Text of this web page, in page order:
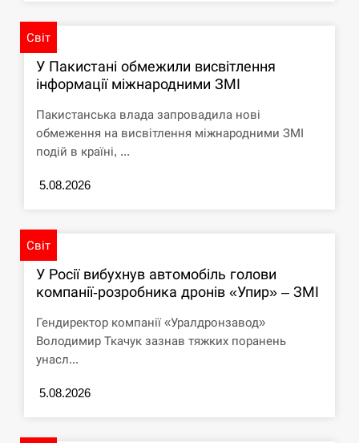
СЕРПЕНЬ
Под огнем “Эпицентр”, ROZETKA и “Новая
СЕРПЕНЬ
11:40
У зоопарку Токіо через спеку загинули три
11:23
Россияне ударили “Бардеролями” по Харькову,
есть пострадавшие
ЩЕ...
Світ
У Пакистані обмежили висвітлення
інформації міжнародними ЗМІ
Пакистанська влада запровадила нові
обмеження на висвітлення міжнародними ЗМІ
подій в країні, ...
5.08.2026
Світ
У Росії вибухнув автомобіль голови
компанії-розробника дронів «Упир» – ЗМІ
Гендиректор компанії «Уралдронзавод»
Володимир Ткачук зазнав тяжких поранень
унасл...
5.08.2026